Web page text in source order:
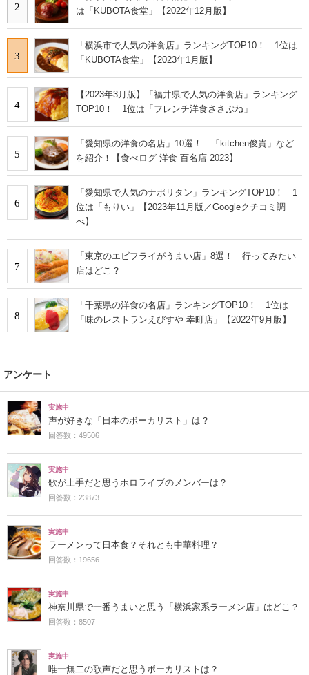
2
は「KUBOTA食堂」【2022年12月版】
3
「横浜市で人気の洋食店」ランキングTOP10！ 1位は
「KUBOTA食堂」【2023年1月版】
4
【2023年3月版】「福井県で人気の洋食店」ランキング
TOP10！ 1位は「フレンチ洋食ささぶね」
5
「愛知県の洋食の名店」10選！ 「kitchen俊貴」など
を紹介！【食べログ 洋食 百名店 2023】
6
「愛知県で人気のナポリタン」ランキングTOP10！ 1
位は「もりい」【2023年11月版／Googleクチコミ調
べ】
7
「東京のエビフライがうまい店」8選！ 行ってみたい
店はどこ？
8
「千葉県の洋食の名店」ランキングTOP10！ 1位は
「味のレストランえびすや 幸町店」【2022年9月版】
アンケート
実施中
声が好きな「日本のボーカリスト」は？
回答数：49506
実施中
歌が上手だと思うホロライブのメンバーは？
回答数：23873
実施中
ラーメンって日本食？それとも中華料理？
回答数：19656
実施中
神奈川県で一番うまいと思う「横浜家系ラーメン店」はどこ？
回答数：8507
実施中
唯一無二の歌声だと思うボーカリストは？